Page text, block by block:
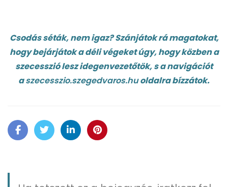
Csodás séták, nem igaz? Szánjátok rá magatokat,
hogy bejárjátok a déli végeket úgy, hogy közben a
szecesszió lesz idegenvezetőtök, s a navigációt
aszecesszio.szegedvaros.huoldalra bízzátok.